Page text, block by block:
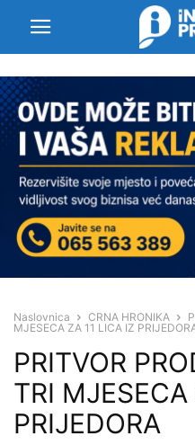
Naslovnica CRNA HRONIKA
MJESECA ZA 11 LICA IZ
PRITVOR
TRI
PRIJEDORA